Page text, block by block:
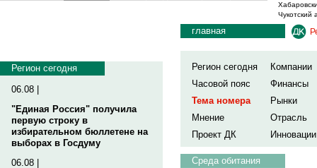
Чукотский
Регион сегодня
06.08 |
"Единая Россия" получила
первую строку в
избирательном бюллетене на
выборах в Госдуму
06.08 |
главная
Регион сегодня
Компании
Часовой пояс
Финансы
Тема номера
Рынки
Мнение
Отрасль
Проект ДК
Инновации
Среда обитания